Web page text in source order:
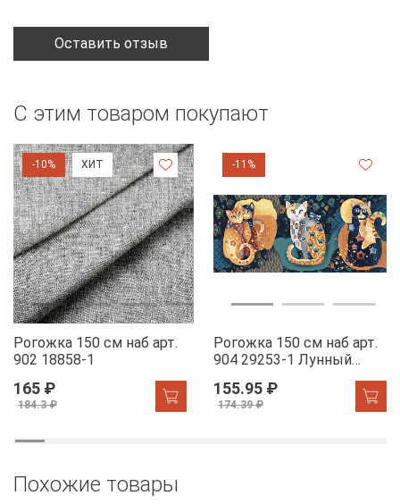
Оставить отзыв
С этим товаром покупают
-10% ХИТ
Рогожка 150 см наб арт.
902 18858-1
165 ₽
184.3 ₽
-11%
Рогожка 150 см наб арт.
904 29253-1 Лунный
155.95 ₽
174.39 ₽
Похожие товары